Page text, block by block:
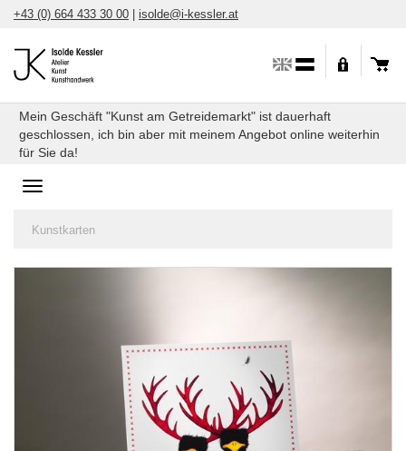
Direkt
+43 (0) 664 433 30 00 | isolde@i-kessler.at
Mein Geschäft "Kunst am Getreidemarkt" ist dauerhaft
geschlossen, ich bin aber mit meinem Angebot online weiterhin
für Sie da!
Toggle
Sie
Kunstkarten